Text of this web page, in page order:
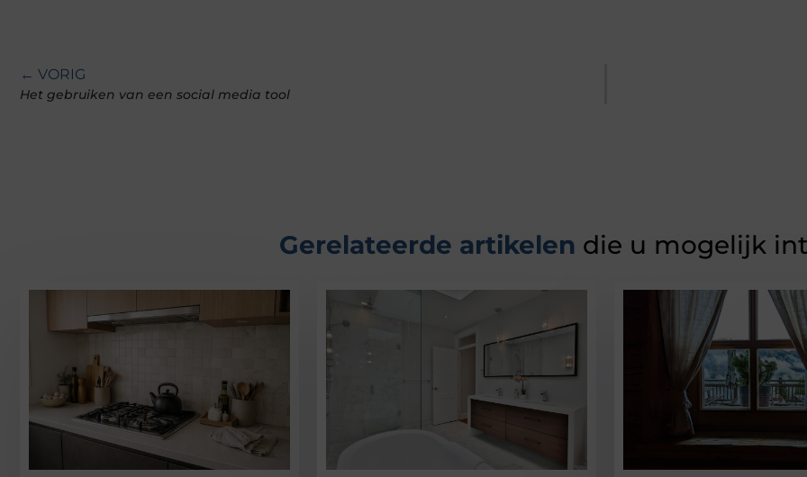
← VORIG
Het gebruiken van een social media tool
Gerelateerde artikelen die u mogelijk